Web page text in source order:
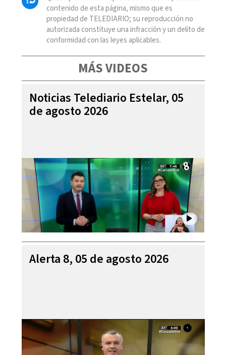
contenido de esta página, mismo que es
propiedad de TELEDIARIO; su reproducción no
autorizada constituye una infracción y un delito de
conformidad con las leyes aplicables.
MÁS VIDEOS
Noticias Telediario Estelar, 05
de agosto 2026
Alerta 8, 05 de agosto 2026